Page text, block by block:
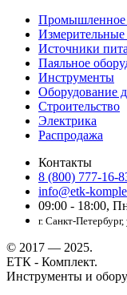
Промышленное
Источники
Паяльное
Инструменты
Оборудование
Строительство
Электрика
Распродажа
Контакты
8 (800) 777-16-
info@etk-
09:00 - 18:00,
г. Санкт-
© 2017 — 2025.
ЕТК - Комплект.
Инструменты и